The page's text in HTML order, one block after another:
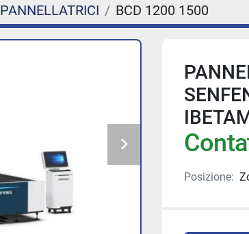
PANNELLATRICI BCD 1200 1500
Posizione: